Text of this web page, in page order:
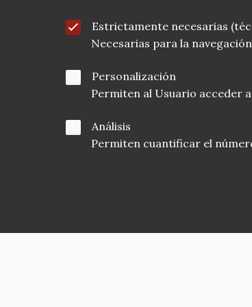
Estrictamente necesarias
Necesarias para la
Personalización
Permiten al Usuario acceder
Análisis
Permiten cuantificar el